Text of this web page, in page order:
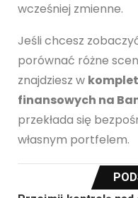
wcześniej zmienne.
Jeśli chcesz
porównać różne
znajdziesz w
finansowych na
przekłada się
własnym portfelem.